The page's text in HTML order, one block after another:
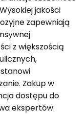
jakości
zapewniają
z większością
stanowi
Zakup w
dostępu do
ekspertów.